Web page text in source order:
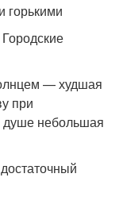
горькими
— худшая
при
небольшая